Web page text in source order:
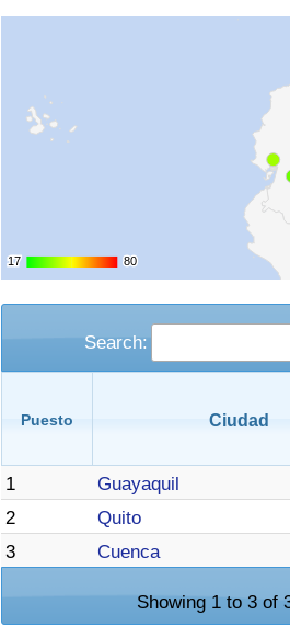
17
17 80
80
Search:
Puesto Ciudad
1 Guayaquil
2
Quito
3
Cuenca
Showing 1 to 3 of